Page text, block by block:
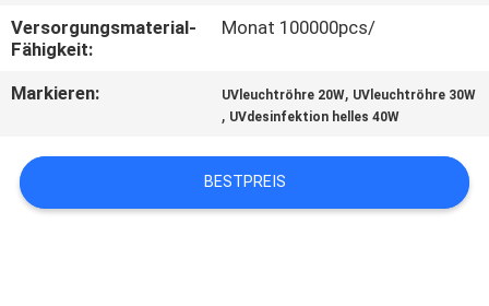
IN
VERBINDUNG
NACHRICHTEN
FORDERN
Versorgungsmaterial-
Fähigkeit:
Monat 100000pcs/
Markieren: UVleuchtröhre 20W, UVleuchtröhre 30W
, UVdesinfektion helles 40W
BESTPREIS